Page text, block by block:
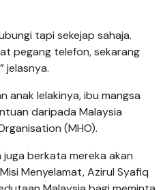
tapi sekejap sahaja.
pegang telefon, sekarang
jelasnya.
anak lelakinya, ibu mangsa
daripada Malaysia
(MHO).
berkata mereka akan
Menyelamat, Azirul Syafiq